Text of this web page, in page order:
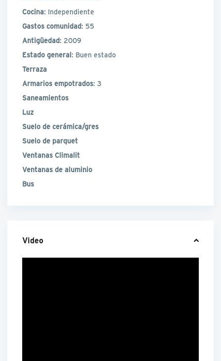
Cocina: Independiente
Gastos comunidad: 55
Antigüedad: 2009
Estado general: Buen estado
Terraza
Armarios empotrados: 3
Saneamientos
Luz
Suelo de cerámica/gres
Suelo de parquet
Ventanas Climalit
Ventanas de aluminio
Bus
Video